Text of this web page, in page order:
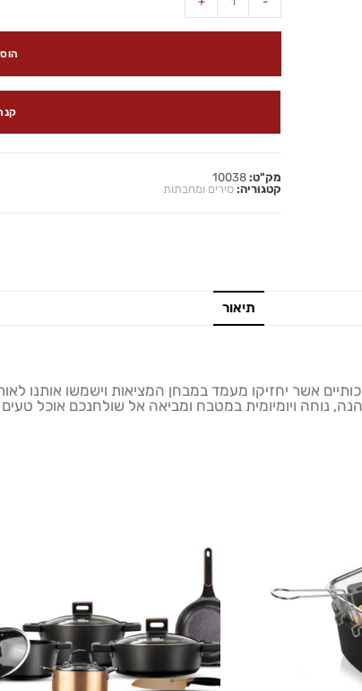
מק"ט: 10038
קטגוריה: סירים ומחבתות
תיאור
אשר יחזיקו מעמד במבחן המציאות וישמשו אותנו